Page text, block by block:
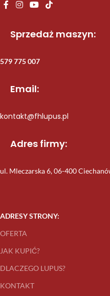
Sprzedaż maszyn:
579 775 007
Email:
kontakt@fhlupus.pl
Adres firmy:
ul. Mleczarska 6, 06-400
ADRESY STRONY:
OFERTA
JAK KUPIĆ?
DLACZEGO LUPUS?
KONTAKT